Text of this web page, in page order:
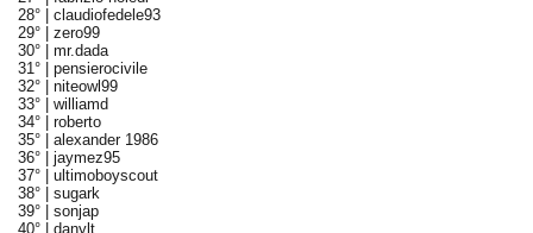
28° | claudiofedele93
29° | zero99
30° | mr.dada
31° | pensierocivile
32° | niteowl99
33° | williamd
34° | roberto
35° | alexander 1986
36° | jaymez95
37° | ultimoboyscout
38° | sugark
39° | sonjap
40° | danylt